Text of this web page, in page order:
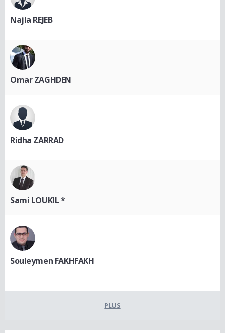
Najla REJEB
Omar ZAGHDEN
Ridha ZARRAD
Sami LOUKIL *
Souleymen FAKHFAKH
PLUS